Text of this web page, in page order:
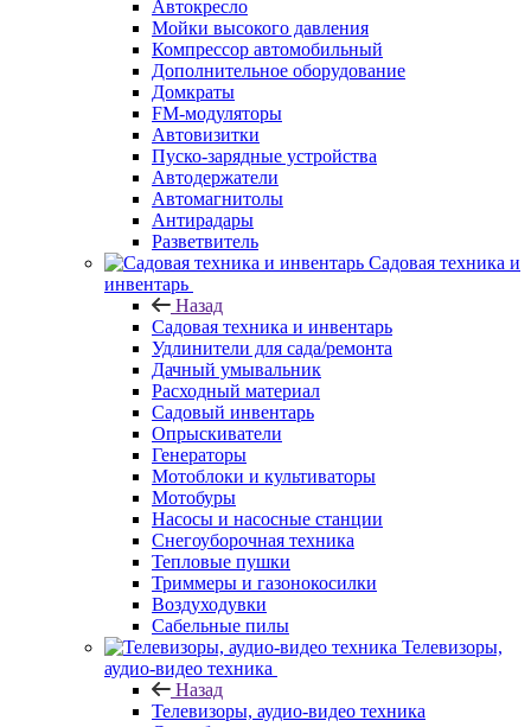
Автокресло
Мойки высокого давления
Компрессор автомобильный
Дополнительное оборудование
Домкраты
FM-модуляторы
Автовизитки
Пуско-зарядные устройства
Автодержатели
Автомагнитолы
Антирадары
Разветвитель
Садовая техника и
инвентарь
Назад
Садовая техника и инвентарь
Удлинители для сада/ремонта
Дачный умывальник
Расходный материал
Садовый инвентарь
Опрыскиватели
Генераторы
Мотоблоки и культиваторы
Мотобуры
Насосы и насосные станции
Снегоуборочная техника
Тепловые пушки
Триммеры и газонокосилки
Воздуходувки
Сабельные пилы
Телевизоры,
аудио-видео техника
Назад
Телевизоры, аудио-видео техника